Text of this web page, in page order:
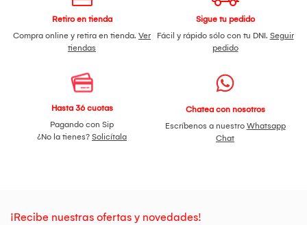
Retiro en tienda
Compra online y retira en tienda. Ver
tiendas
Sigue tu pedido
Fácil y rápido sólo con tu DNI. Seguir
pedido
Hasta 36 cuotas
Pagando con Sip
¿No la tienes? Solicítala
Chatea con nosotros
Escríbenos a nuestro Whatsapp
Chat
¡Recibe nuestras ofertas y novedades!